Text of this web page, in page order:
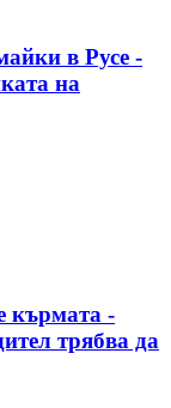
в Русе -
на
кърмата -
трябва да